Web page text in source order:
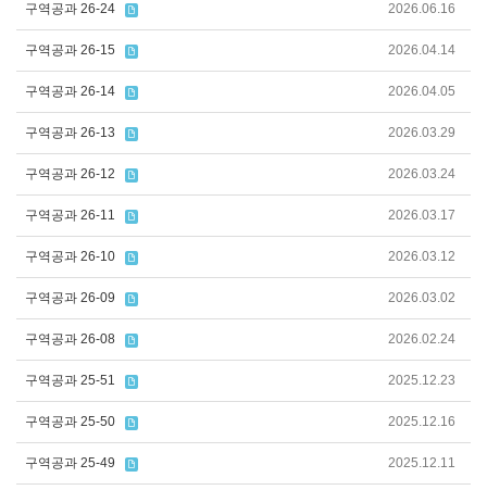
구역공과 26-24 2026.06.16
구역공과 26-15 2026.04.14
구역공과 26-14 2026.04.05
구역공과 26-13 2026.03.29
구역공과 26-12 2026.03.24
구역공과 26-11 2026.03.17
구역공과 26-10 2026.03.12
구역공과 26-09 2026.03.02
구역공과 26-08 2026.02.24
구역공과 25-51 2025.12.23
구역공과 25-50 2025.12.16
구역공과 25-49 2025.12.11